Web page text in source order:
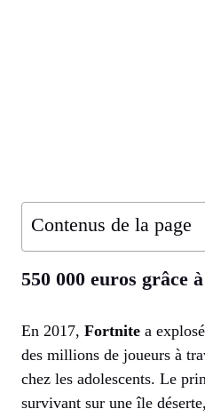
Contenus de la page
550 000 euros grâce
En 2017, Fortnite a
des millions de joueurs à
chez les adolescents. Le
survivant sur une île